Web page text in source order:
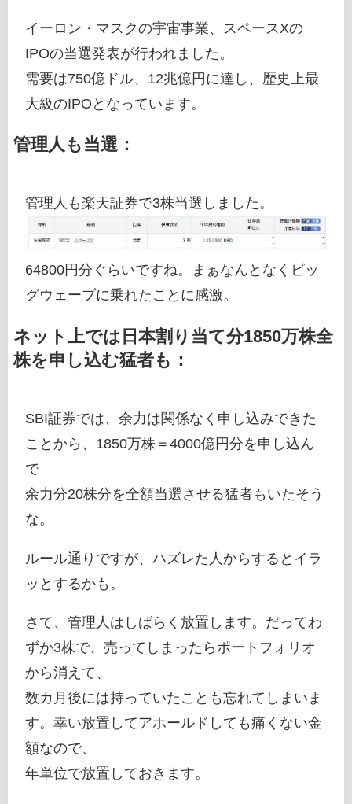
イーロン・マスクの宇宙事業、スペースXの
IPOの当選発表が行われました。
需要は750億ドル、12兆億円に達し、歴史上最
大級のIPOとなっています。
管理人も当選：
管理人も楽天証券で3株当選しました。
64800円分ぐらいですね。まぁなんとなくビッ
グウェーブに乗れたことに感激。
ネット上では日本割り当て分1850万株全
株を申し込む猛者も：
SBI証券では、余力は関係なく申し込みできた
ことから、1850万株＝4000億円分を申し込ん
で
余力分20株分を全額当選させる猛者もいたそう
な。
ルール通りですが、ハズレた人からするとイラ
ッとするかも。
さて、管理人はしばらく放置します。だってわ
ずか3株で、売ってしまったらポートフォリオ
から消えて、
数カ月後には持っていたことも忘れてしまいま
す。幸い放置してアホールドしても痛くない金
額なので、
年単位で放置しておきます。